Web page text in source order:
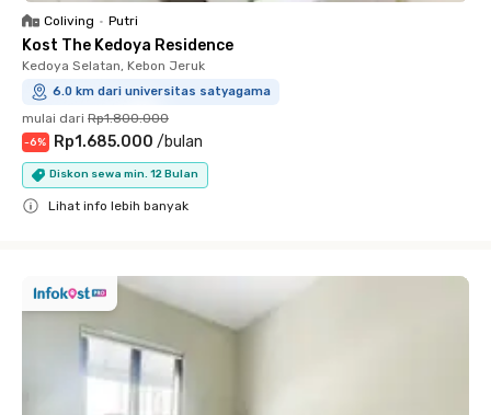
Coliving • Putri
Kost The Kedoya Residence
Kedoya Selatan, Kebon Jeruk
6.0 km dari universitas satyagama
mulai dari Rp1.800.000
-6% Rp1.685.000 /bulan
Diskon sewa min. 12 Bulan
Lihat info lebih banyak